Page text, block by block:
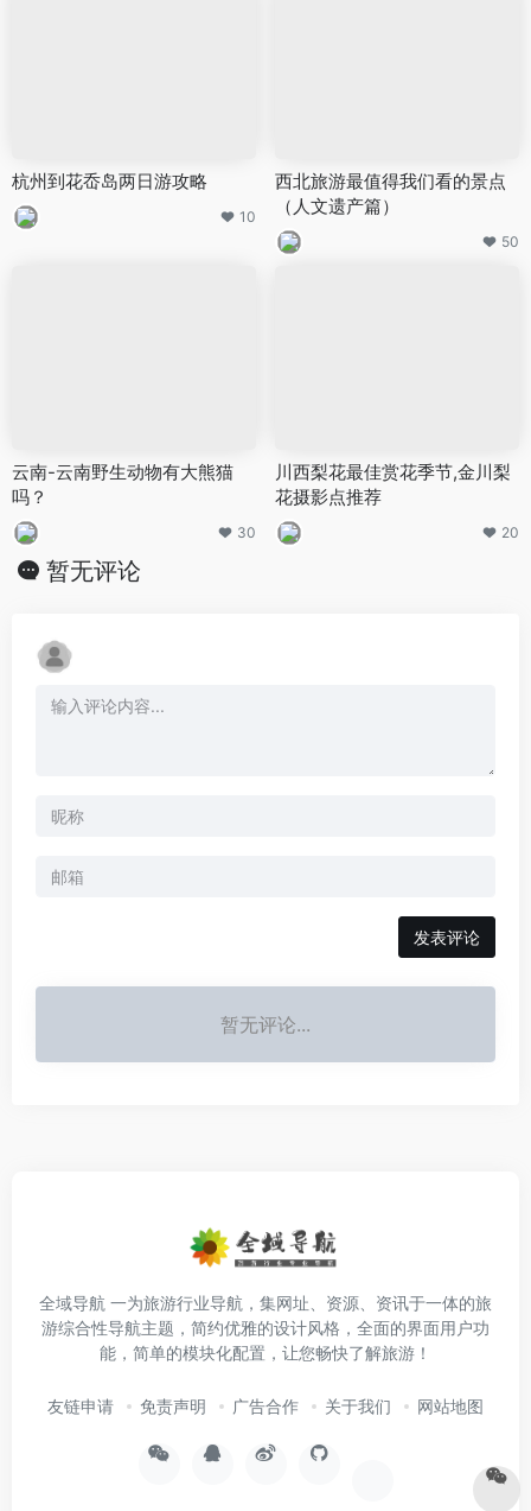
杭州到花岙岛两日游攻略
10
西北旅游最值得我们看的景点
（人文遗产篇）
50
云南-云南野生动物有大熊猫
吗？
30
川西梨花最佳赏花季节,金川梨
花摄影点推荐
20
暂无评论
发表评论
暂无评论...
全域导航 一为旅游行业导航，集网址、资源、资讯于一体的旅
游综合性导航主题，简约优雅的设计风格，全面的界面用户功
能，简单的模块化配置，让您畅快了解旅游！
友链申请 免责声明 广告合作 关于我们 网站地图